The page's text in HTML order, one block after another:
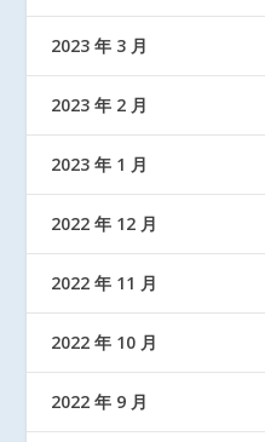
2023 年 3 月
2023 年 2 月
2023 年 1 月
2022 年 12 月
2022 年 11 月
2022 年 10 月
2022 年 9 月